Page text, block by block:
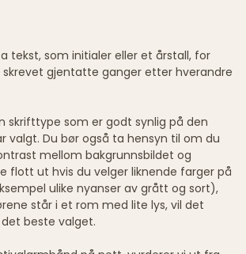
tekst, som initialer eller et årstall, for
skrevet gjentatte ganger etter hverandre
skrifttype som er godt synlig på den
valgt. Du bør også ta hensyn til om du
mellom bakgrunnsbildet og
flott ut hvis du velger liknende farger på
ulike nyanser av grått og sort),
står i et rom med lite lys, vil det
beste valget.